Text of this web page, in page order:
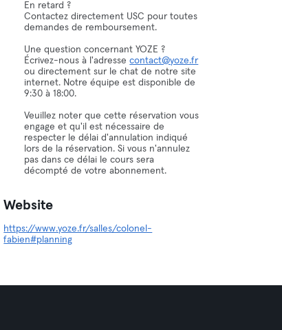
En retard ?
Contactez directement USC pour toutes
demandes de remboursement.
Une question concernant YOZE ?
Écrivez-nous à l'adressecontact@yoze.fr
ou directement sur le chat de notre site
internet. Notre équipe est disponible de
9:30 à 18:00.
Veuillez noter que cette réservation vous
engage et qu'il est nécessaire de
respecter le délai d'annulation indiqué
lors de la réservation. Si vous n'annulez
pas dans ce délai le cours sera
décompté de votre abonnement.
Website
https://www.yoze.fr/salles/colonel-
fabien#planning